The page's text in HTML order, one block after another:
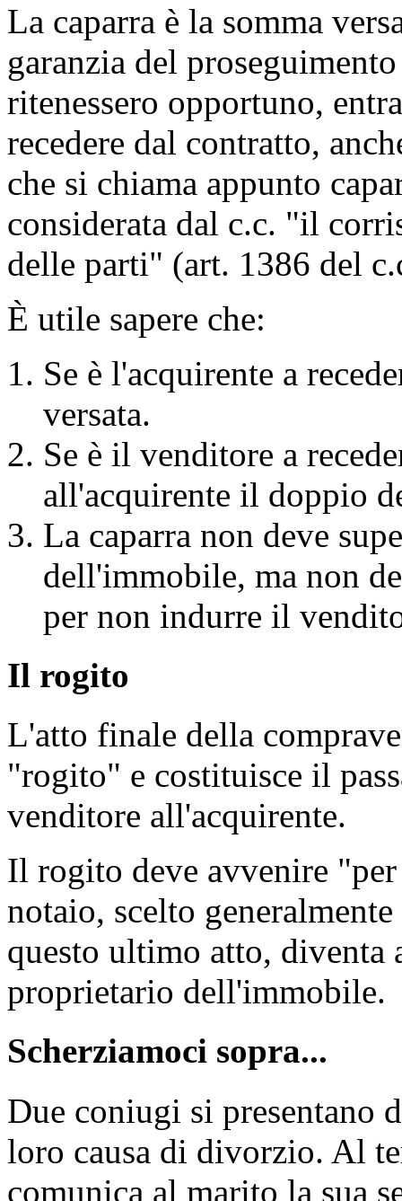
La caparra è la somma
garanzia del
ritenessero opportuno,
recedere dal contratto,
che si chiama appunto
considerata dal c.c. "il
delle parti" (art. 1386 del
È utile sapere che:
Se è l'acquirente a
versata.
Se è il venditore a
all'acquirente il doppio
La caparra non deve
dell'immobile, ma non
per non indurre il
Il rogito
L'atto finale della
"rogito" e costituisce il
venditore all'acquirente.
Il rogito deve avvenire
notaio, scelto
questo ultimo atto,
proprietario dell'immobile.
Scherziamoci sopra...
Due coniugi si presentano
loro causa di divorzio. Al
comunica al marito la sua